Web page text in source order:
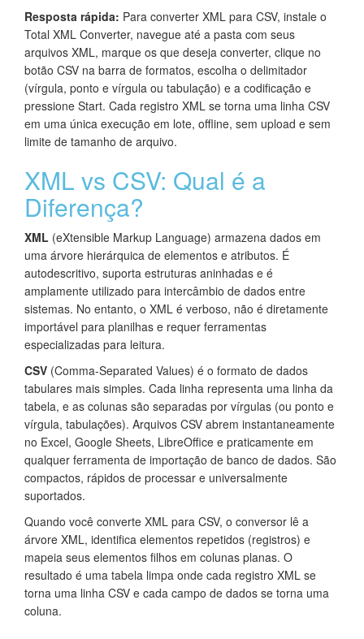
Resposta rápida: Para converter XML para CSV, instale o
Total XML Converter, navegue até a pasta com seus
arquivos XML, marque os que deseja converter, clique no
botão CSV na barra de formatos, escolha o delimitador
(vírgula, ponto e vírgula ou tabulação) e a codificação e
pressione Start. Cada registro XML se torna uma linha CSV
em uma única execução em lote, offline, sem upload e sem
limite de tamanho de arquivo.
XML vs CSV: Qual é a
Diferença?
XML (eXtensible Markup Language) armazena dados em
uma árvore hierárquica de elementos e atributos. É
autodescritivo, suporta estruturas aninhadas e é
amplamente utilizado para intercâmbio de dados entre
sistemas. No entanto, o XML é verboso, não é diretamente
importável para planilhas e requer ferramentas
especializadas para leitura.
CSV (Comma-Separated Values) é o formato de dados
tabulares mais simples. Cada linha representa uma linha da
tabela, e as colunas são separadas por vírgulas (ou ponto e
vírgula, tabulações). Arquivos CSV abrem instantaneamente
no Excel, Google Sheets, LibreOffice e praticamente em
qualquer ferramenta de importação de banco de dados. São
compactos, rápidos de processar e universalmente
suportados.
Quando você converte XML para CSV, o conversor lê a
árvore XML, identifica elementos repetidos (registros) e
mapeia seus elementos filhos em colunas planas. O
resultado é uma tabela limpa onde cada registro XML se
torna uma linha CSV e cada campo de dados se torna uma
coluna.